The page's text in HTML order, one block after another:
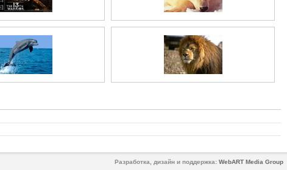
Разработка, дизайн и поддержка: WebART Media Group